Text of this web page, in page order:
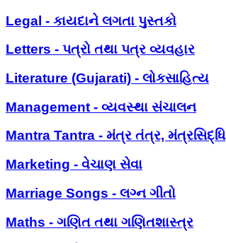
Legal - કાયદાને લગતા પુસ્તકો
Letters - પત્રો તથા પત્ર વ્યવહાર
Literature (Gujarati) - લોકસાહિત્ય
Management - વ્યવસ્થા સંચાલન
Mantra Tantra - મંત્ર તંત્ર, મંત્રસિદ્ધિ
Marketing - વેચાણ સેવા
Marriage Songs - લગ્ન ગીતો
Maths - ગણિત તથા ગણિતશાસ્ત્ર